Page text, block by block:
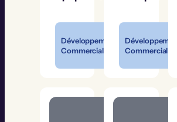
Développement
Commercial
Développement
Commercial